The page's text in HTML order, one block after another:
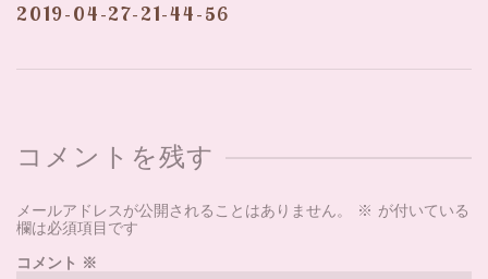
2019-04-27-21-44-56
コメントを残す
メールアドレスが公開されることはありません。 ※ が付いている
欄は必須項目です
コメント ※